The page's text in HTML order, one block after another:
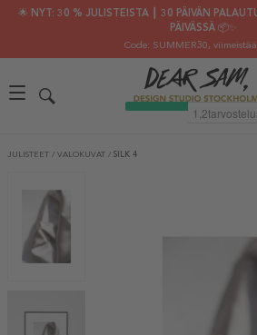
🌟 NYT: 30 % JULISTEISTA ┃ 30 PÄIVÄN
PÄIVÄSSÄ 📦✨
Code: SUMMER30,
JULISTEET / VALOKUVAT / SILK 4